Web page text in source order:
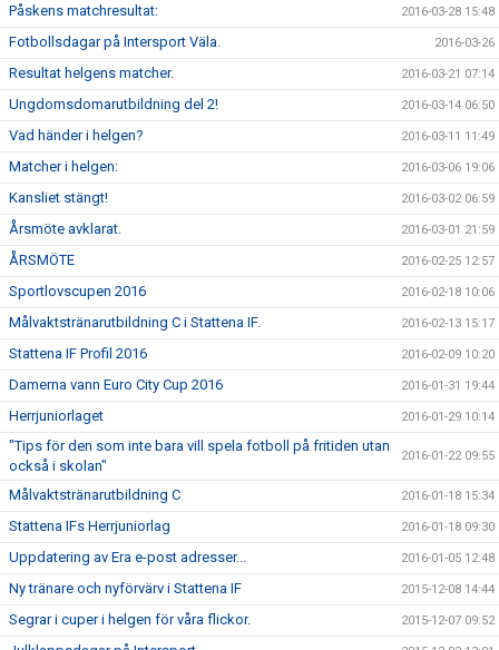
Påskens matchresultat: 2016-03-28 15:48
Fotbollsdagar på Intersport Väla. 2016-03-26
Resultat helgens matcher. 2016-03-21 07:14
Ungdomsdomarutbildning del 2! 2016-03-14 06:50
Vad händer i helgen? 2016-03-11 11:49
Matcher i helgen: 2016-03-06 19:06
Kansliet stängt! 2016-03-02 06:59
Årsmöte avklarat. 2016-03-01 21:59
ÅRSMÖTE 2016-02-25 12:57
Sportlovscupen 2016 2016-02-18 10:06
Målvaktstränarutbildning C i Stattena IF. 2016-02-13 15:17
Stattena IF Profil 2016 2016-02-09 10:20
Damerna vann Euro City Cup 2016 2016-01-31 19:44
Herrjuniorlaget 2016-01-29 10:14
"Tips för den som inte bara vill spela fotboll på fritiden utan
också i skolan"
2016-01-22 09:55
Målvaktstränarutbildning C 2016-01-18 15:34
Stattena IFs Herrjuniorlag 2016-01-18 09:30
Uppdatering av Era e-post adresser... 2016-01-05 12:48
Ny tränare och nyförvärv i Stattena IF 2015-12-08 14:44
Segrar i cuper i helgen för våra flickor. 2015-12-07 09:52